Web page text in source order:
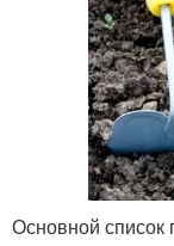
Основной список